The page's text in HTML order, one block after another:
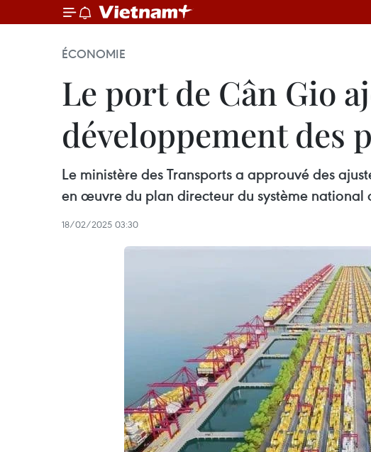
ÉCONOMIE
Le port de Cân Gio
développement des
Le ministère des Transports a approuvé des
en œuvre du plan directeur du système national
18/02/2025 03:30